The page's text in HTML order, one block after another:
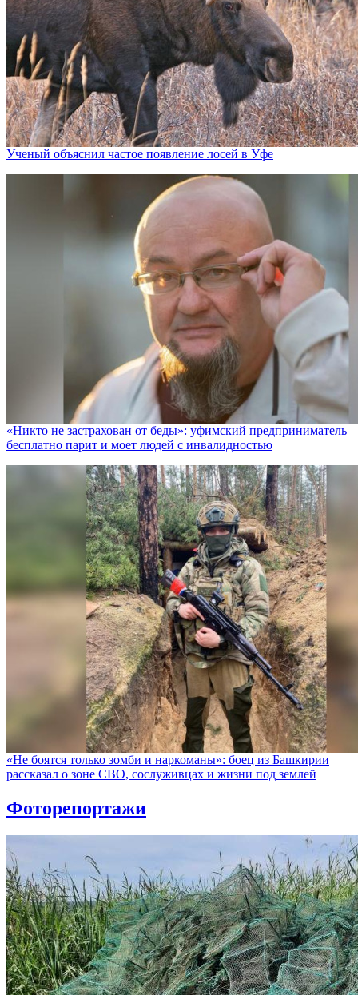
Ученый объяснил частое появление лосей в Уфе
«Никто не заcтрахован от беды»: уфимский предприниматель
бесплатно парит и моет людей с инвалидностью
«Не боятся только зомби и наркоманы»: боец из Башкирии
рассказал о зоне СВО, сослуживцах и жизни под землей
Фоторепортажи